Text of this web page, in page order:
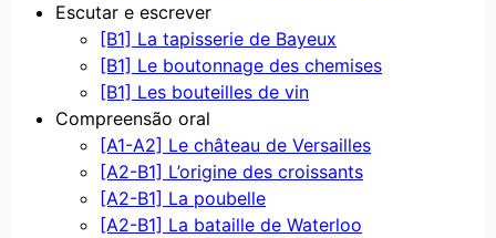
Escutar e escrever
[B1] La tapisserie de Bayeux
[B1] Le boutonnage des chemises
[B1] Les bouteilles de vin
Compreensão oral
[A1-A2] Le château de Versailles
[A2-B1] L’origine des croissants
[A2-B1] La poubelle
[A2-B1] La bataille de Waterloo